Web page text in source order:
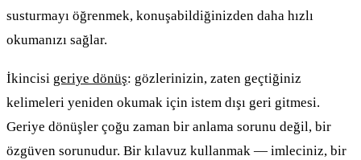
susturmayı öğrenmek, konuşabildiğinizden daha hızlı
okumanızı sağlar.
İkincisi geriye dönüş: gözlerinizin, zaten geçtiğiniz
kelimeleri yeniden okumak için istem dışı geri gitmesi.
Geriye dönüşler çoğu zaman bir anlama sorunu değil, bir
özgüven sorunudur. Bir kılavuz kullanmak — imleciniz, bir